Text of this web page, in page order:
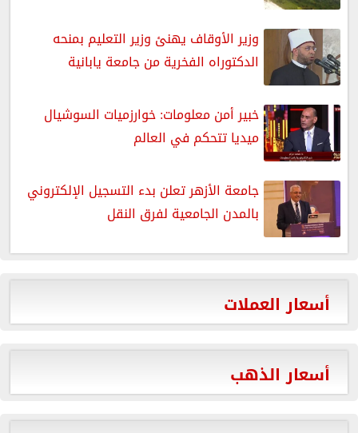
وزير الأوقاف يهنئ وزير التعليم بمنحه
الدكتوراه الفخرية من جامعة يابانية
خبير أمن معلومات: خوارزميات السوشيال
ميديا تتحكم في العالم
جامعة الأزهر تعلن بدء التسجيل الإلكتروني
بالمدن الجامعية لفرق النقل
أسعار العملات
أسعار الذهب